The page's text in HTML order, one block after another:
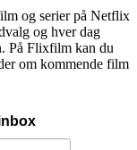
og serier på Netflix
og hver dag
På Flixfilm kan du
om kommende film